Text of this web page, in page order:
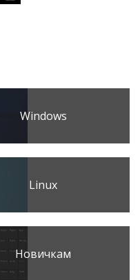
Windows
Linux
Новичкам